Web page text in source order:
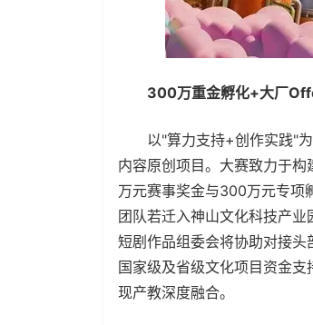
300万重金孵化+大厂
以"算力支持+创作实践"为
内容原创项目。大赛致力于
万元赛事奖金与300万元专项
团队若迁入神山文化科技产
短剧作品组委会将协助对接
国家级及省级文化项目资金
现产教深度融合。